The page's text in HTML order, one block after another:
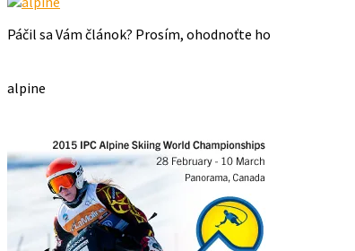
Páčil sa Vám článok? Prosím, ohodnoťte ho
alpine